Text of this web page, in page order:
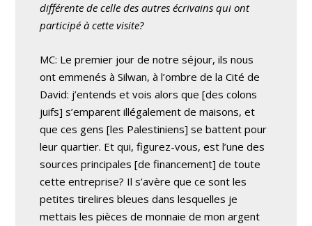
différente de celle des autres écrivains qui ont
participé à cette visite?
MC: Le premier jour de notre séjour, ils nous
ont emmenés à Silwan, à l’ombre de la Cité de
David: j’entends et vois alors que [des colons
juifs] s’emparent illégalement de maisons, et
que ces gens [les Palestiniens] se battent pour
leur quartier. Et qui, figurez-vous, est l’une des
sources principales [de financement] de toute
cette entreprise? Il s’avère que ce sont les
petites tirelires bleues dans lesquelles je
mettais les pièces de monnaie de mon argent